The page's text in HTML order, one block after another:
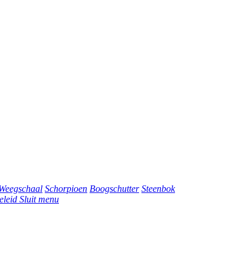
Schorpioen Boogschutter Steenbok
Sluit menu